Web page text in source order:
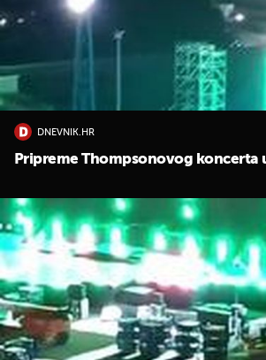
DNEVNIK.HR
Pripreme Thompsonovog koncerta